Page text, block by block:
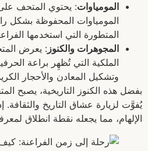
المومياوات: يحتوي المتحف
المومياوات المحفوظة بشكل
المتطورة التي استخدمها
المجوهرات والكنوز : يعرض
الملكية التي تُظهِر براعة
وتشكيل المعادن والأحجار
بفضل هذه الكنوز التاريخية، يصبح
يُفوَّت لزيارة عشاق التاريخ والثقافة.
الإلهام، مما يجعله نقطة انطلاق